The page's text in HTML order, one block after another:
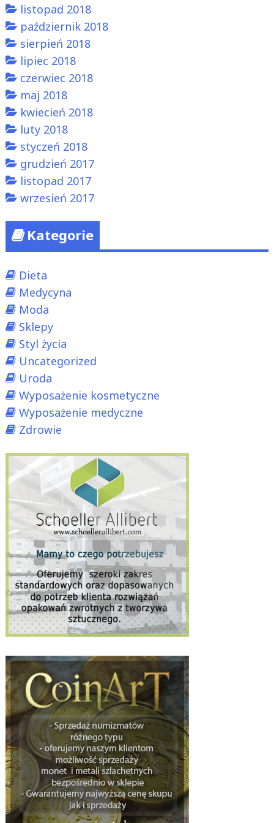
listopad 2018
październik 2018
sierpień 2018
lipiec 2018
czerwiec 2018
maj 2018
kwiecień 2018
luty 2018
styczeń 2018
grudzień 2017
listopad 2017
wrzesień 2017
Kategorie
Dieta
Medycyna
Moda
Sklepy
Styl życia
Uncategorized
Uroda
Wyposażenie kosmetyczne
Wyposażenie medyczne
Zdrowie